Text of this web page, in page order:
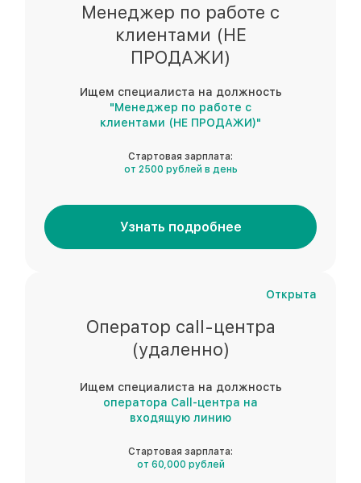
Менеджер по работе с
клиентами (НЕ
ПРОДАЖИ)
Ищем специалиста на должность
"Менеджер по работе с
клиентами (НЕ ПРОДАЖИ)"
Стартовая зарплата:
от 2500 рублей в день
Узнать подробнее
Открыта
Оператор call-центра
(удаленно)
Ищем специалиста на должность
оператора Call-центра на
входящую линию
Стартовая зарплата:
от 60,000 рублей